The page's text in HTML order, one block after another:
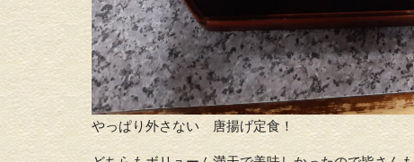
やっぱり外さない 唐揚げ定食！